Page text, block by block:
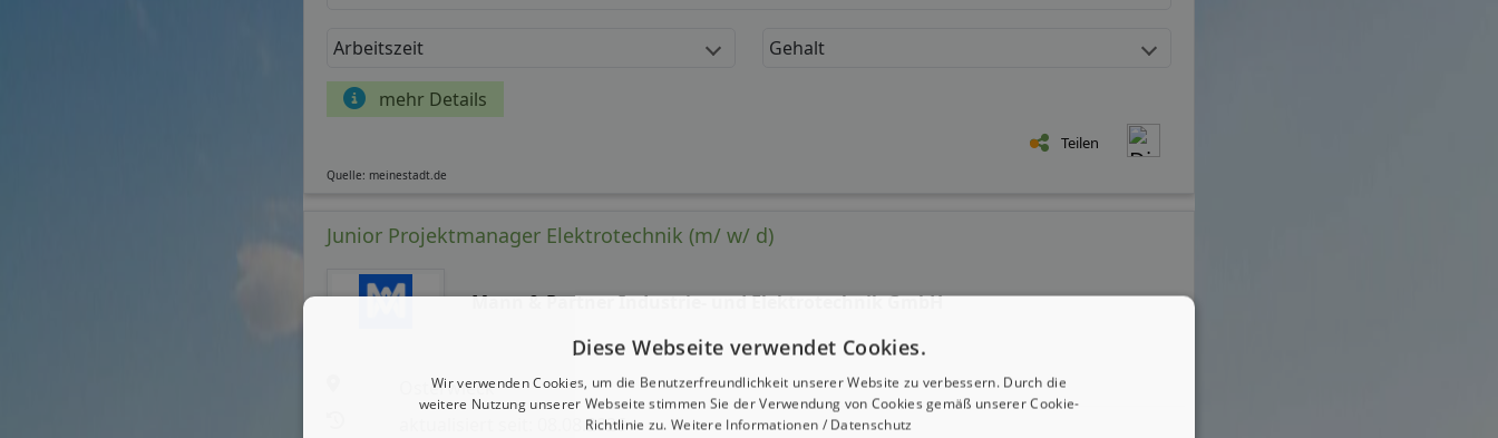
Arbeitszeit Gehalt
mehr Details
Teilen
Quelle: meinestadt.de
Junior Projektmanager Elektrotechnik (m/ w/ d)
Mann & Partner Industrie- und Elektrotechnik GmbH
Osterwieck
aktualisiert seit: 08.08.2026
Diese Webseite verwendet Cookies.
Wir verwenden Cookies, um die Benutzerfreundlichkeit unserer Website zu verbessern. Durch die
weitere Nutzung unserer Webseite stimmen Sie der Verwendung von Cookies gemäß unserer Cookie-
Richtlinie zu. Weitere Informationen / Datenschutz